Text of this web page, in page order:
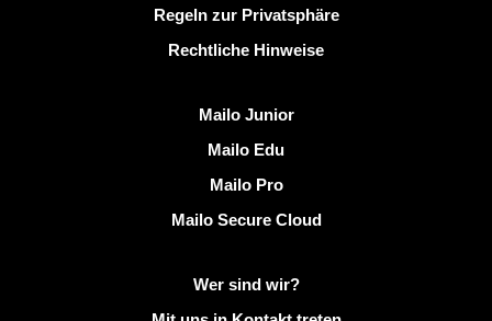
Regeln zur Privatsphäre
Rechtliche Hinweise
Mailo Junior
Mailo Edu
Mailo Pro
Mailo Secure Cloud
Weitere Informationen zu Mailo
Wer sind wir?